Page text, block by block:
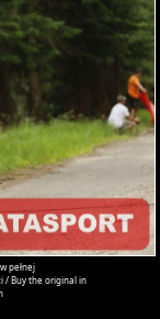
pełnej
/ Buy the original in